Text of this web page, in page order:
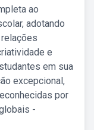
ao
adotando
e
em sua
excepcional,
por
-